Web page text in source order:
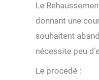
Le
donnant une
souhaitent
nécessite peu
Le procédé :